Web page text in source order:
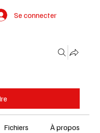
Se connecter
Fichiers À propos